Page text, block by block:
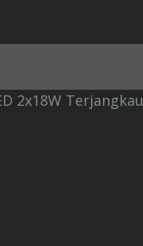
2x18W Terjangkau